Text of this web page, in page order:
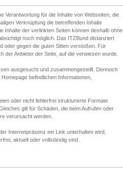
Verantwortung für die Inhalte von Webseiten, die
Verknüpfung die betreffenden Inhalte
Inhalte der verlinkten Seiten können deshalb ohne
noch möglich. Das ITZBund distanziert
oder gegen die guten Sitten verstoßen. Für
der Anbieter der Seite, auf die verwiesen wurde.
ausgesucht und zusammengestellt. Dennoch
befindlichen Informationen,
oder nicht fehlerfrei strukturierte Formate
gilt für Schäden, die beim Aufrufen oder
verursacht werden.
Internetpräsenz ein Link unterhalten wird,
aktuell oder vollständig sind.